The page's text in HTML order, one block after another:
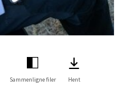
Sammenligne filer Hent